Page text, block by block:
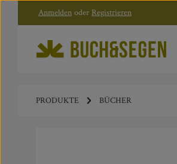
Zum Hauptinhalt springen
Zur Hauptnavigation springen
Anmelden oder Registrieren
PRODUKTE BÜCHER